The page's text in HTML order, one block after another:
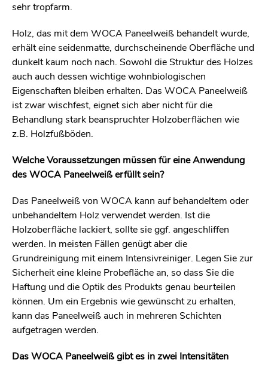
sehr tropfarm.
Holz, das mit dem WOCA Paneelweiß behandelt wurde,
erhält eine seidenmatte, durchscheinende Oberfläche und
dunkelt kaum noch nach. Sowohl die Struktur des Holzes
auch auch dessen wichtige wohnbiologischen
Eigenschaften bleiben erhalten. Das WOCA Paneelweiß
ist zwar wischfest, eignet sich aber nicht für die
Behandlung stark beanspruchter Holzoberflächen wie
z.B. Holzfußböden.
Welche Voraussetzungen müssen für eine Anwendung
des WOCA Paneelweiß erfüllt sein?
Das Paneelweiß von WOCA kann auf behandeltem oder
unbehandeltem Holz verwendet werden. Ist die
Holzoberfläche lackiert, sollte sie ggf. angeschliffen
werden. In meisten Fällen genügt aber die
Grundreinigung mit einem Intensivreiniger. Legen Sie zur
Sicherheit eine kleine Probefläche an, so dass Sie die
Haftung und die Optik des Produkts genau beurteilen
können. Um ein Ergebnis wie gewünscht zu erhalten,
kann das Paneelweiß auch in mehreren Schichten
aufgetragen werden.
Das WOCA Paneelweiß gibt es in zwei Intensitäten